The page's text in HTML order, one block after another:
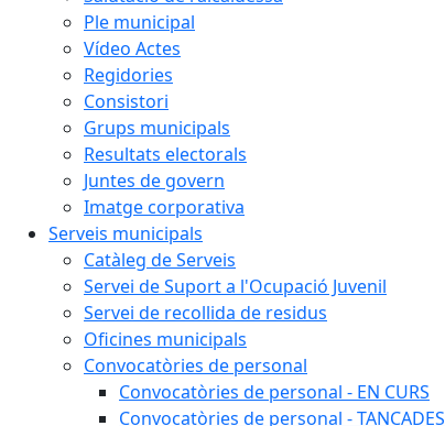
Ple municipal
Vídeo Actes
Regidories
Consistori
Grups municipals
Resultats electorals
Juntes de govern
Imatge corporativa
Serveis municipals
Catàleg de Serveis
Servei de Suport a l'Ocupació Juvenil
Servei de recollida de residus
Oficines municipals
Convocatòries de personal
Convocatòries de personal - EN CURS
Convocatòries de personal - TANCADES